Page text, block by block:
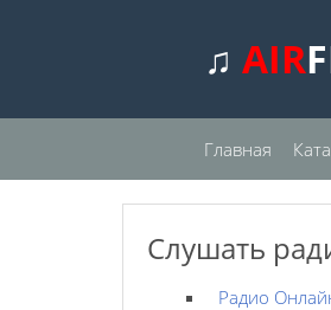
♫ AIR
Главная
Слушать
Радио